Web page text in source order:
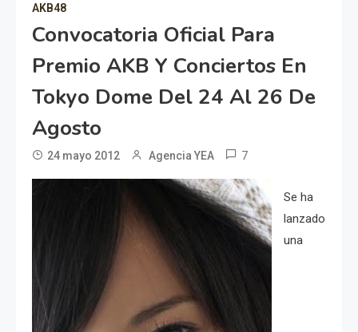
AKB48
Convocatoria Oficial Para
Premio AKB Y Conciertos En
Tokyo Dome Del 24 Al 26 De
Agosto
24 mayo 2012 Agencia YEA 7
Se ha
lanzado
una